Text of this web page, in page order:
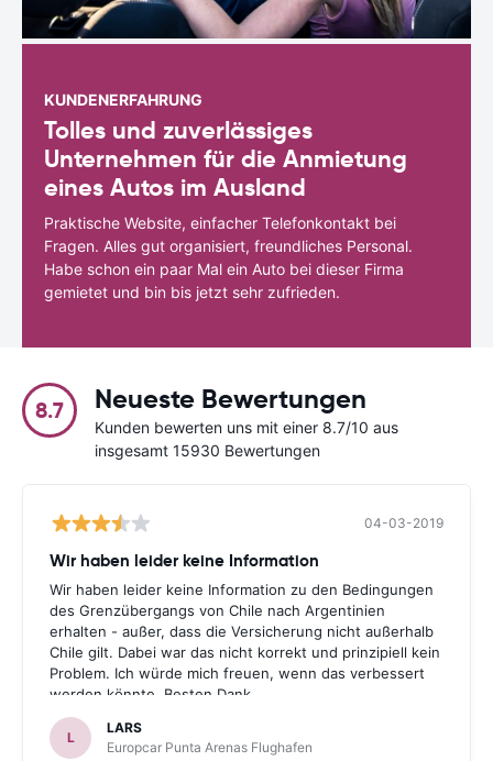
KUNDENERFAHRUNG
Tolles und zuverlässiges
Unternehmen für die Anmietung
eines Autos im Ausland
Praktische Website, einfacher Telefonkontakt bei
Fragen. Alles gut organisiert, freundliches Personal.
Habe schon ein paar Mal ein Auto bei dieser Firma
gemietet und bin bis jetzt sehr zufrieden.
8.7 Neueste Bewertungen
Kunden bewerten uns mit einer 8.7/10 aus
insgesamt 15930 Bewertungen
04-03-2019
Wir haben leider keine Information
Wir haben leider keine Information zu den Bedingungen
des Grenzübergangs von Chile nach Argentinien
erhalten - außer, dass die Versicherung nicht außerhalb
Chile gilt. Dabei war das nicht korrekt und prinzipiell kein
Problem. Ich würde mich freuen, wenn das verbessert
werden könnte. Besten Dank.
L
LARS
Europcar Punta Arenas Flughafen